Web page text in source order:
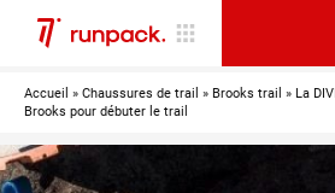
Accueil » Chaussures de trail » Brooks trail » La
Brooks pour débuter le trail